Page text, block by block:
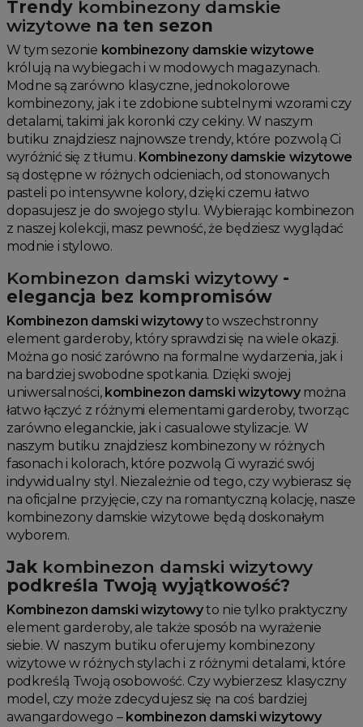
Trendy kombinezony damskie
wizytowe na ten sezon
W tym sezonie kombinezony damskie wizytowe
królują na wybiegach i w modowych magazynach.
Modne są zarówno klasyczne, jednokolorowe
kombinezony, jak i te zdobione subtelnymi wzorami czy
detalami, takimi jak koronki czy cekiny. W naszym
butiku znajdziesz najnowsze trendy, które pozwolą Ci
wyróżnić się z tłumu. Kombinezony damskie wizytowe
są dostępne w różnych odcieniach, od stonowanych
pasteli po intensywne kolory, dzięki czemu łatwo
dopasujesz je do swojego stylu. Wybierając kombinezon
z naszej kolekcji, masz pewność, że będziesz wyglądać
modnie i stylowo.
Kombinezon damski wizytowy -
elegancja bez kompromisów
Kombinezon damski wizytowyto wszechstronny
element garderoby, który sprawdzi się na wiele okazji.
Można go nosić zarówno na formalne wydarzenia, jak i
na bardziej swobodne spotkania. Dzięki swojej
uniwersalności, kombinezon damski wizytowymożna
łatwo łączyć z różnymi elementami garderoby, tworząc
zarówno eleganckie, jak i casualowe stylizacje. W
naszym butiku znajdziesz kombinezony w różnych
fasonach i kolorach, które pozwolą Ci wyrazić swój
indywidualny styl. Niezależnie od tego, czy wybierasz się
na oficjalne przyjęcie, czy na romantyczną kolację, nasze
kombinezony damskie wizytowe będą doskonałym
wyborem.
Jak kombinezon damski wizytowy
podkreśla Twoją wyjątkowość?
Kombinezon damski wizytowyto nie tylko praktyczny
element garderoby, ale także sposób na wyrażenie
siebie. W naszym butiku oferujemy kombinezony
wizytowe w różnych stylach i z różnymi detalami, które
podkreślą Twoją osobowość. Czy wybierzesz klasyczny
model, czy może zdecydujesz się na coś bardziej
awangardowego – kombinezon damski wizytowy